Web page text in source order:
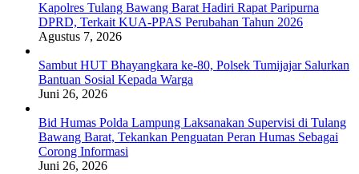
Kapolres Tulang Bawang Barat Hadiri Rapat Paripurna
DPRD, Terkait KUA-PPAS Perubahan Tahun 2026
Agustus 7, 2026
Sambut HUT Bhayangkara ke-80, Polsek Tumijajar Salurkan
Bantuan Sosial Kepada Warga
Juni 26, 2026
Bid Humas Polda Lampung Laksanakan Supervisi di Tulang
Bawang Barat, Tekankan Penguatan Peran Humas Sebagai
Corong Informasi
Juni 26, 2026